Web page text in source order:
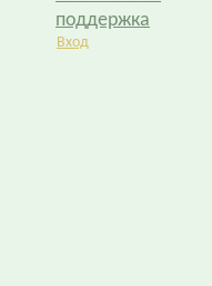
поддержка
Вход